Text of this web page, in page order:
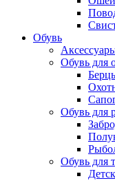
Обувь
Обувь для
Обувь для
Обувь для